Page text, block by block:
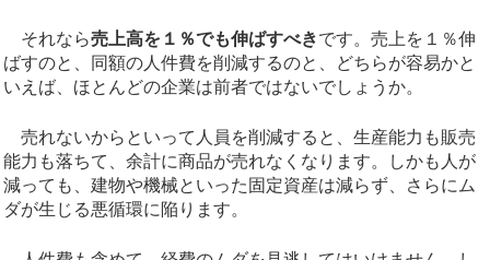
それなら売上高を１％でも伸ばすべきです。売上を１％伸
ばすのと、同額の人件費を削減するのと、どちらが容易かと
いえば、ほとんどの企業は前者ではないでしょうか。
売れないからといって人員を削減すると、生産能力も販売
能力も落ちて、余計に商品が売れなくなります。しかも人が
減っても、建物や機械といった固定資産は減らず、さらにム
ダが生じる悪循環に陥ります。